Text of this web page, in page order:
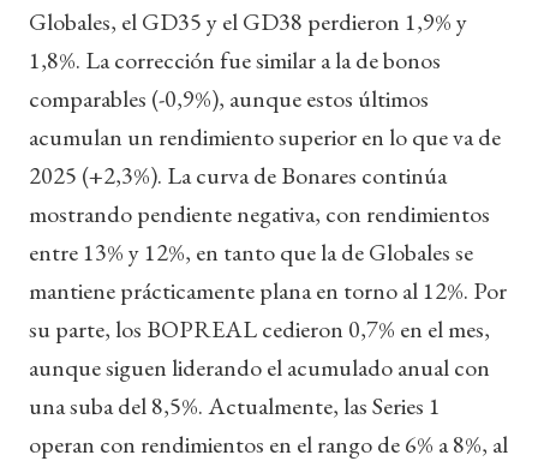
Globales, el GD35 y el GD38 perdieron 1,9% y
1,8%. La corrección fue similar a la de bonos
comparables (-0,9%), aunque estos últimos
acumulan un rendimiento superior en lo que va de
2025 (+2,3%). La curva de Bonares continúa
mostrando pendiente negativa, con rendimientos
entre 13% y 12%, en tanto que la de Globales se
mantiene prácticamente plana en torno al 12%. Por
su parte, los BOPREAL cedieron 0,7% en el mes,
aunque siguen liderando el acumulado anual con
una suba del 8,5%. Actualmente, las Series 1
operan con rendimientos en el rango de 6% a 8%, al